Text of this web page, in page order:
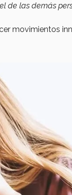
de las demás
movimientos